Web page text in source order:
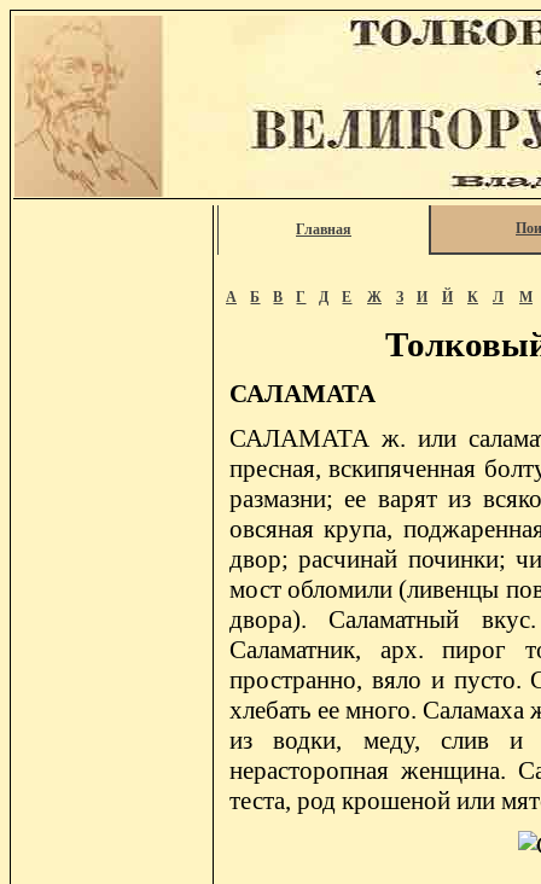
Главная
А Б В Г Д Е Ж З И Й К Л М
САЛАМАТА
САЛАМАТА ж. или саламат
пресная, вскипяченная
размазни; ее варят из
овсяная крупа,
двор; расчинай починки;
мост обломили (ливенцы
двора). Саламатный
Саламатник, арх. пирог
пространно, вяло и пусто.
хлебать ее много.
из водки, меду, слив и
нерасторопная женщина.
теста, род крошеной или